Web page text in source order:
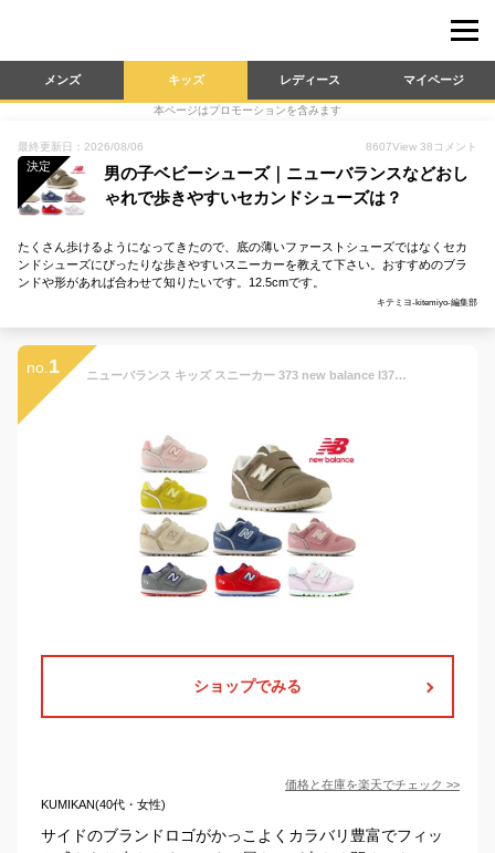
メンズ キッズ レディース マイページ
本ページはプロモーションを含みます
最終更新日：2026/08/06 8607View 38 コメント
決定
男の子ベビーシューズ｜ニューバランスなどおし
ゃれで歩きやすいセカンドシューズは？
たくさん歩けるようになってきたので、底の薄いファーストシューズではなくセカ
ンドシューズにぴったりな歩きやすいスニーカーを教えて下さい。おすすめのブラ
ンドや形があれば合わせて知りたいです。12.5cmです。
キテミヨ-kitemiyo-編集部
no. 1 ニューバランス キッズ スニーカー 373 new balance I373 IZ373 子供靴 運動会 通園 通学 ベビー グレー ブラック ネイビー ベージュ ホワイト ピンク レッド ブルー ブラウン イエロー NB
ショップでみる
価格と在庫を楽天でチェック >>
KUMIKAN(40代・女性)
サイドのブランドロゴがかっこよくカラバリ豊富でフィッ